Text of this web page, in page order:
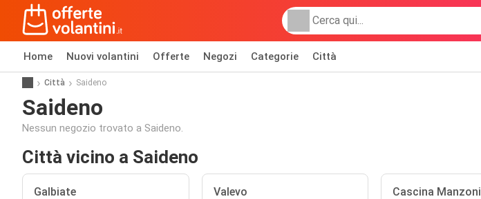
Home Nuovi volantini Offerte Negozi Categorie Città
Città Saideno
Saideno
Nessun negozio trovato a Saideno.
Città vicino a Saideno
Galbiate Valevo Cascina Manzoni